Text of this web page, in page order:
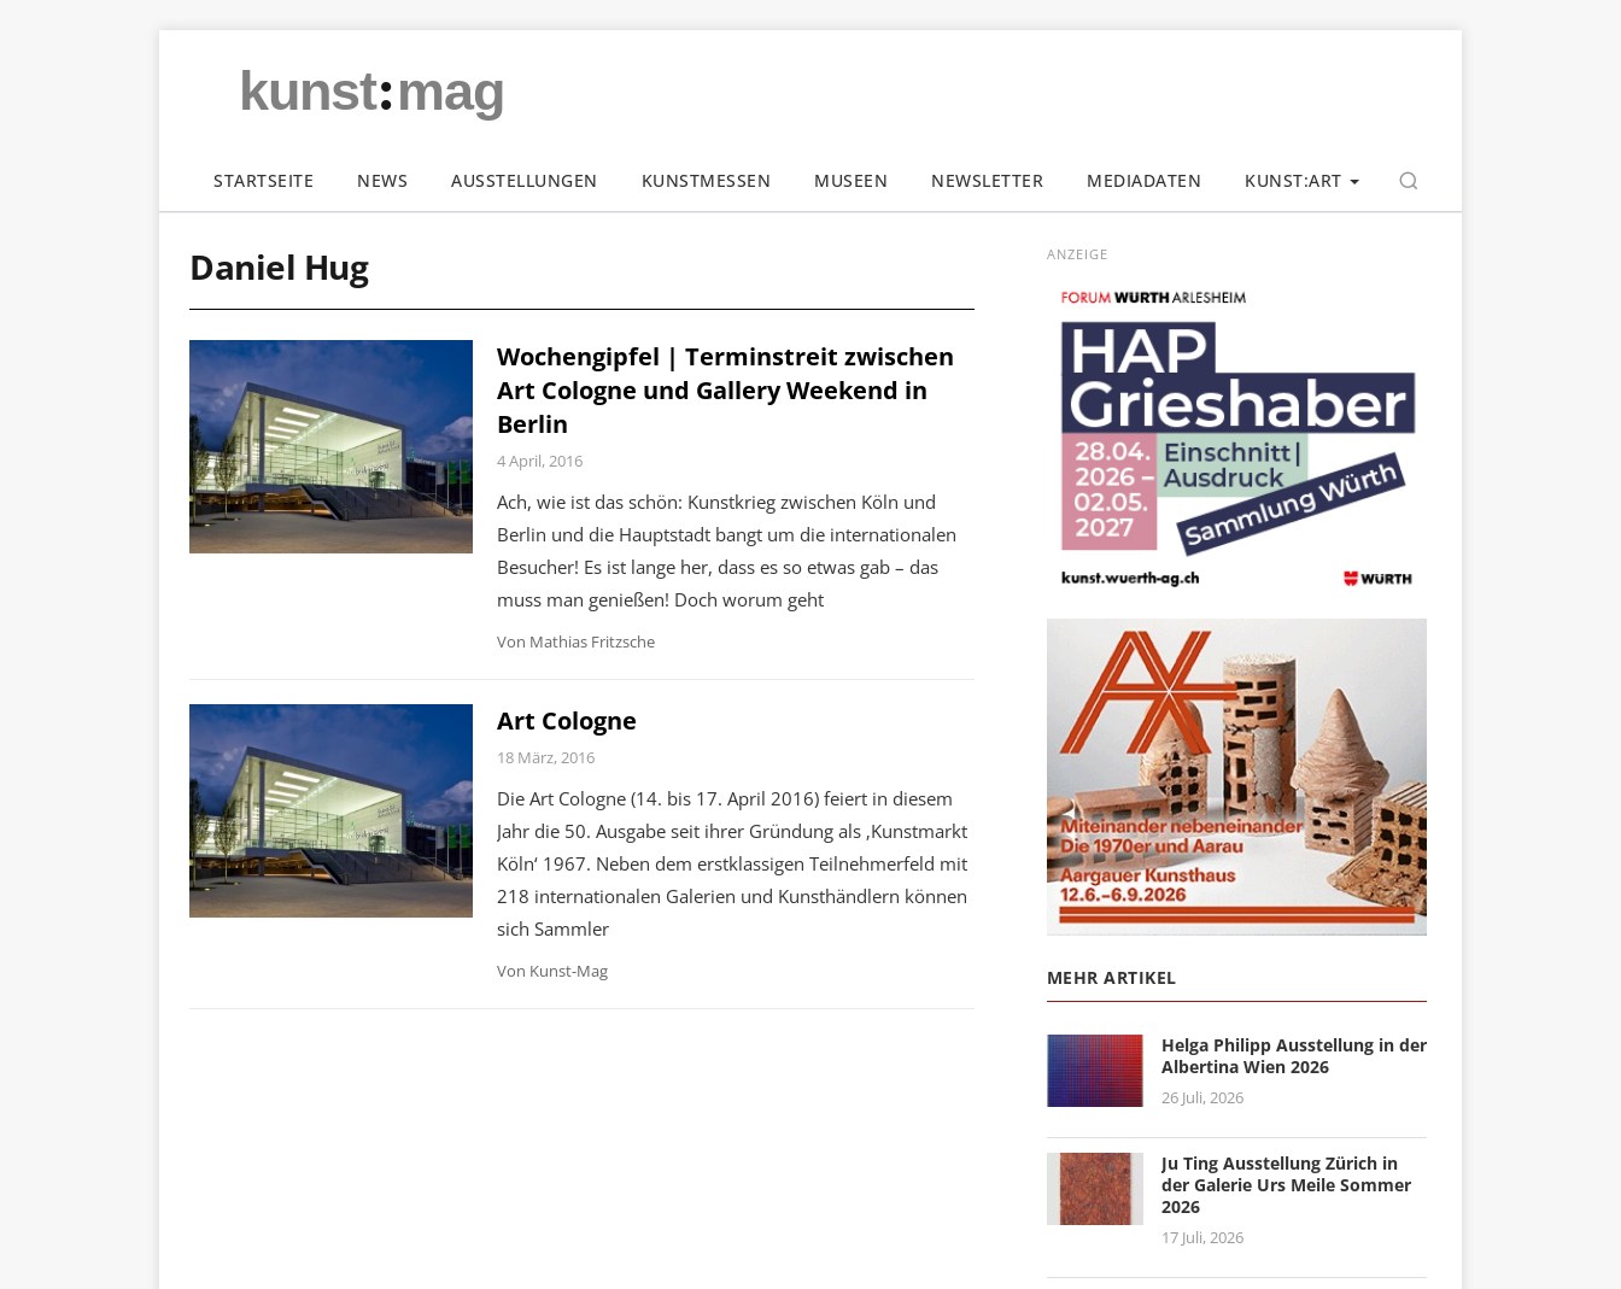
kunst:mag
STARTSEITE NEWS AUSSTELLUNGEN KUNSTMESSEN MUSEEN NEWSLETTER MEDIADATEN KUNST:ART
Daniel Hug
Wochengipfel | Terminstreit zwischen
Art Cologne und Gallery Weekend in
Berlin
4 April, 2016
Ach, wie ist das schön: Kunstkrieg zwischen Köln und
Berlin und die Hauptstadt bangt um die internationalen
Besucher! Es ist lange her, dass es so etwas gab – das
muss man genießen! Doch worum geht
Von Mathias Fritzsche
Art Cologne
18 März, 2016
Die Art Cologne (14. bis 17. April 2016) feiert in diesem
Jahr die 50. Ausgabe seit ihrer Gründung als ‚Kunstmarkt
Köln‘ 1967. Neben dem erstklassigen Teilnehmerfeld mit
218 internationalen Galerien und Kunsthändlern können
sich Sammler
Von Kunst-Mag
ANZEIGE
MEHR ARTIKEL
Helga Philipp Ausstellung in der
Albertina Wien 2026
26 Juli, 2026
Ju Ting Ausstellung Zürich in
der Galerie Urs Meile Sommer
2026
17 Juli, 2026